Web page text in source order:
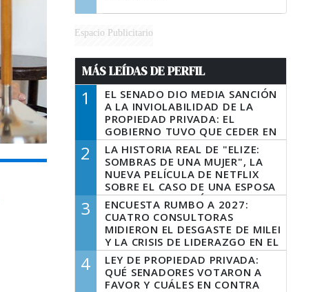
Espacio Publicitario
MÁS LEÍDAS DE PERFIL
1
EL SENADO DIO MEDIA SANCIÓN
A LA INVIOLABILIDAD DE LA
PROPIEDAD PRIVADA: EL
GOBIERNO TUVO QUE CEDER EN
LA LEY DEL MANEJO DEL FUEGO
2
LA HISTORIA REAL DE "ELIZE:
SOMBRAS DE UNA MUJER", LA
NUEVA PELÍCULA DE NETFLIX
SOBRE EL CASO DE UNA ESPOSA
QUE DESCUARTIZÓ A SU
MARIDO
3
ENCUESTA RUMBO A 2027:
CUATRO CONSULTORAS
MIDIERON EL DESGASTE DE MILEI
Y LA CRISIS DE LIDERAZGO EN EL
PERONISMO
4
LEY DE PROPIEDAD PRIVADA:
QUÉ SENADORES VOTARON A
FAVOR Y CUÁLES EN CONTRA